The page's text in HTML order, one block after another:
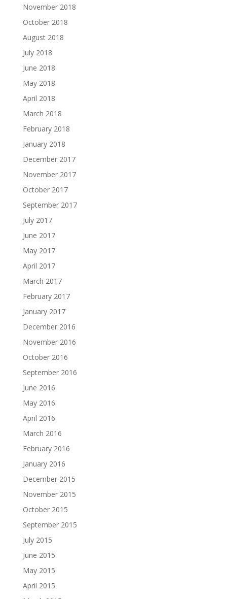
November 2018
October 2018
August 2018
July 2018
June 2018
May 2018
April 2018
March 2018
February 2018
January 2018
December 2017
November 2017
October 2017
September 2017
July 2017
June 2017
May 2017
April 2017
March 2017
February 2017
January 2017
December 2016
November 2016
October 2016
September 2016
June 2016
May 2016
April 2016
March 2016
February 2016
January 2016
December 2015
November 2015
October 2015
September 2015
July 2015
June 2015
May 2015
April 2015